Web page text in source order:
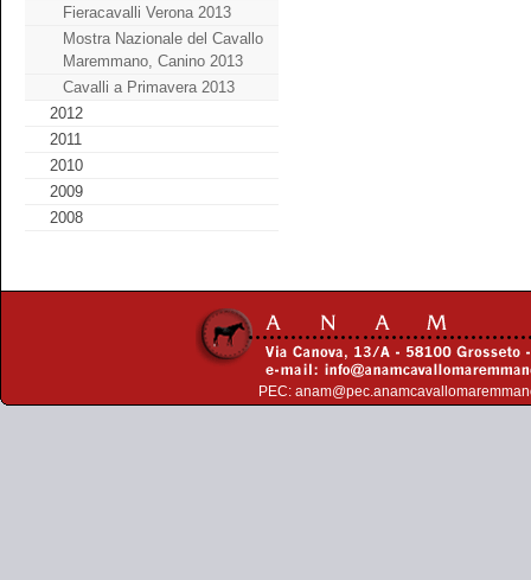
Fieracavalli Verona 2013
Mostra Nazionale del Cavallo
Maremmano, Canino 2013
Cavalli a Primavera 2013
2012
2011
2010
2009
2008
PEC: